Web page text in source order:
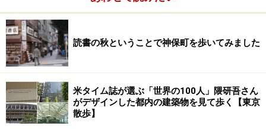
読書の秋ということで神保町を歩いてみました
米タイム誌が選ぶ「世界の100人」隈研吾さん
がデザインした都内の建築物を見て歩く【東京
散歩】